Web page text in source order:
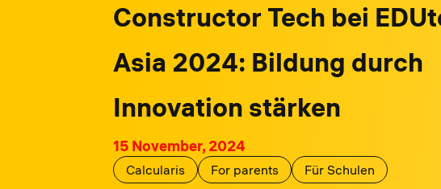
Constructor Tech bei
Asia 2024: Bildung durch
Innovation stärken
15 November, 2024
Calcularis For parents Für Schulen